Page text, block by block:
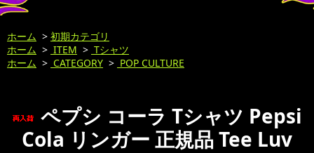
ホーム > 初期カテゴリ
ホーム > ITEM > Tシャツ
ホーム > CATEGORY > POP CULTURE
ペプシ コーラ Tシャツ Pepsi
Cola リンガー 正規品 Tee Luv